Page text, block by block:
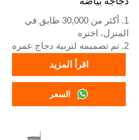
1. أكثر من 30,000 طابق في
المنزل، اختره
2. تم تصميمه لتربية دجاج عمره
12 أو 16 أسبوعًا حتى يصبح
دجاجًا بالغًا لوضع البيض
3. عمره الافتراضي أكثر من 25
4. رقم الواتساب الخاص بنا
هو +8618830120193، +234
اقرأ المزيد
السعر